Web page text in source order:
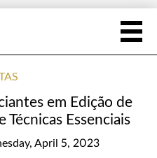
em Edição de
Técnicas Essenciais
April 5, 2023